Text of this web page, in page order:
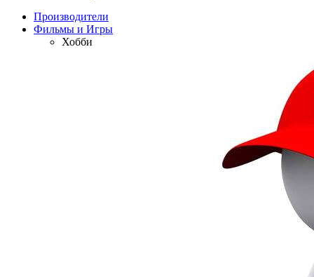
Производители
Фильмы и Игры
Хобби